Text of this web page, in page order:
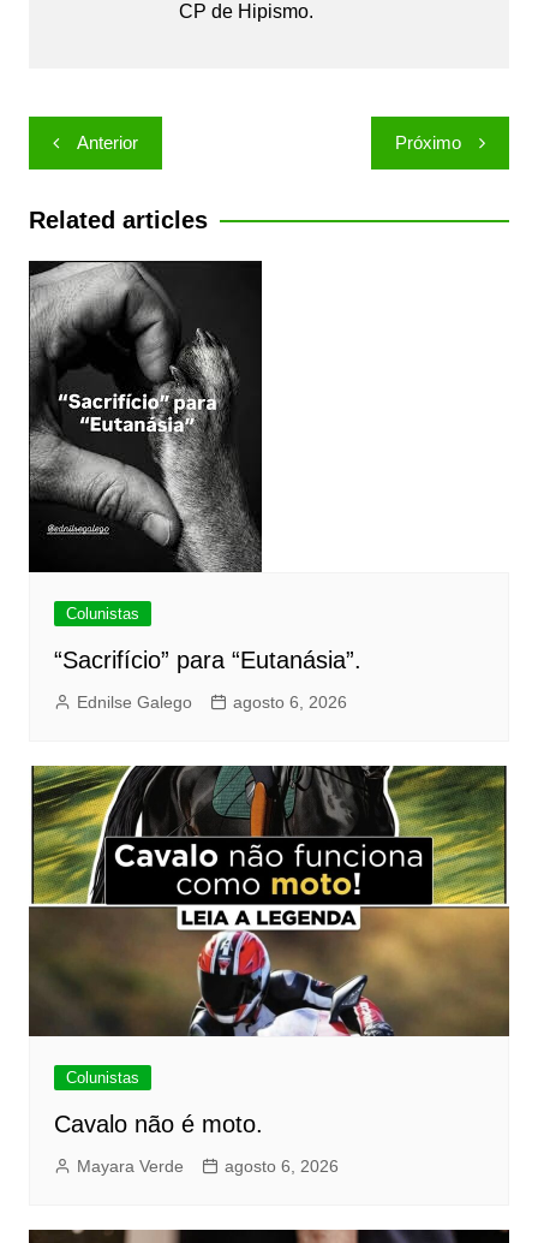
CP de Hipismo.
Navegação
de
Post
Anterior Próximo
Related articles
Colunistas
“Sacrifício” para “Eutanásia”.
Ednilse Galego agosto 6, 2026
Colunistas
Cavalo não é moto.
Mayara Verde agosto 6, 2026